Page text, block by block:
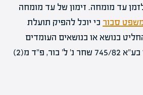
עד מומחה. זימון של עד מומחה
סבור כי יוכל להפיק תועלת
בנושא או בנושאים העומדים
להכרעה לפניו." (מתוך בע"א 745/82 שחר נ' ל' בור, פ"ד מ(2)